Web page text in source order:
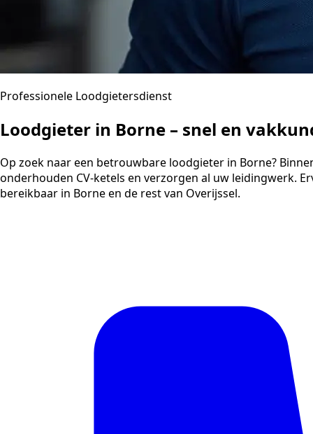
Professionele Loodgietersdienst
Loodgieter in Borne – snel en
Op zoek naar een betrouwbare loodgieter in Borne?
onderhouden CV-ketels en verzorgen al uw leidingwerk.
bereikbaar in Borne en de rest van Overijssel.